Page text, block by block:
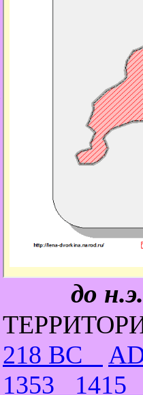
до
218 BC
1353